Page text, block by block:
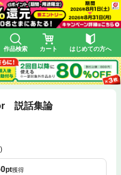
作品検索 カート はじめての方へ
説話集論
pt獲得